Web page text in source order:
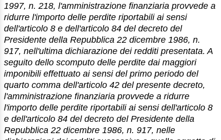
1997, n. 218, l'amministrazione finanziaria provvede a
ridurre l'importo delle perdite riportabili ai sensi
dell'articolo 8 e dell'articolo 84 del decreto del
Presidente della Repubblica 22 dicembre 1986, n.
917, nell'ultima dichiarazione dei redditi presentata. A
seguito dello scomputo delle perdite dai maggiori
imponibili effettuato ai sensi del primo periodo del
quarto comma dell'articolo 42 del presente decreto,
l'amministrazione finanziaria provvede a ridurre
l'importo delle perdite riportabili ai sensi dell'articolo 8
e dell'articolo 84 del decreto del Presidente della
Repubblica 22 dicembre 1986, n. 917, nelle